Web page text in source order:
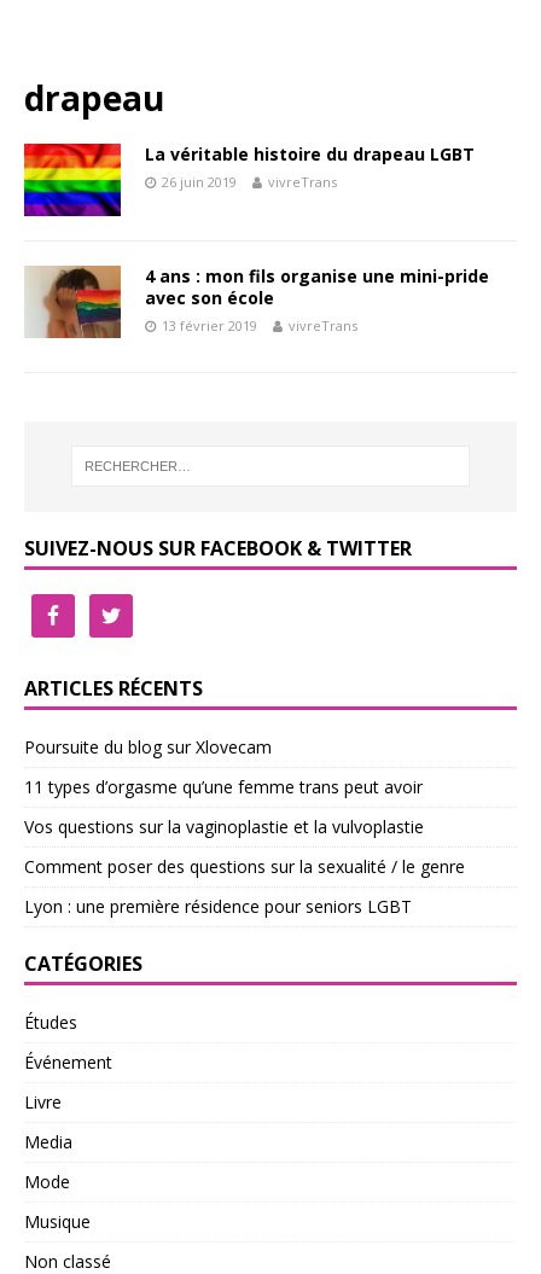
drapeau
La véritable histoire du drapeau LGBT
26 juin 2019 vivreTrans
4 ans : mon fils organise une mini-pride
avec son école
13 février 2019 vivreTrans
SUIVEZ-NOUS SUR FACEBOOK & TWITTER
ARTICLES RÉCENTS
Poursuite du blog sur Xlovecam
11 types d’orgasme qu’une femme trans peut avoir
Vos questions sur la vaginoplastie et la vulvoplastie
Comment poser des questions sur la sexualité / le genre
Lyon : une première résidence pour seniors LGBT
CATÉGORIES
Études
Événement
Livre
Media
Mode
Musique
Non classé